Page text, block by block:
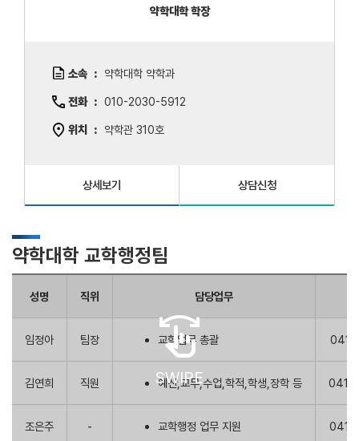
약학대학 학장
소속 약학대학 약학과
전화 010-2030-5912
위치 약학관 310호
상세보기 상담신청
약학대학 교학행정팀
swipe
SWIPE
성명 직위 담당업무
임정아 팀장 교학업무 총괄 041-
김연희 직원 예산,교무,수업,학적,학생,장학 등 041-
조은주 - 교학행정 업무 지원 041-